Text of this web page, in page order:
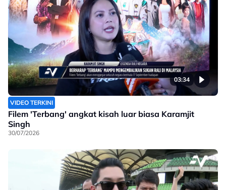
03:34
VIDEO TERKINI
Filem 'Terbang' angkat kisah luar biasa Karamjit
Singh
30/07/2026